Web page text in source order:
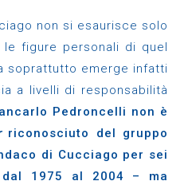
non si esaurisce solo
figure personali di quel
soprattutto emerge infatti
a livelli di responsabilità
Pedroncelli non è
riconosciuto del gruppo
di Cucciago per sei
1975 al 2004 – ma